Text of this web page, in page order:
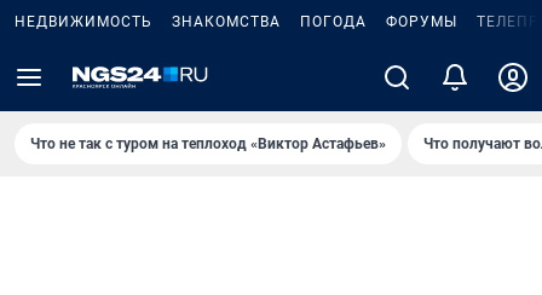
НЕДВИЖИМОСТЬ ЗНАКОМСТВА ПОГОДА ФОРУМЫ
Что не так с туром на теплоход «Виктор Астафьев» Что получают